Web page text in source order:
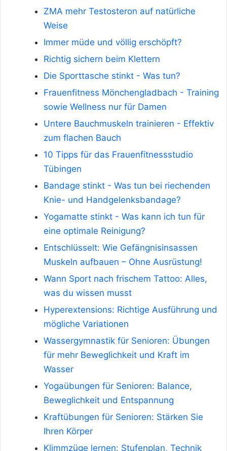
ZMA mehr Testosteron auf natürliche
Weise
Immer müde und völlig erschöpft?
Richtig sichern beim Klettern
Die Sporttasche stinkt - Was tun?
Frauenfitness Mönchengladbach - Training
sowie Wellness nur für Damen
Untere Bauchmuskeln trainieren - Effektiv
zum flachen Bauch
10 Tipps für das Frauenfitnessstudio
Tübingen
Bandage stinkt - Was tun bei riechenden
Knie- und Handgelenksbandage?
Yogamatte stinkt - Was kann ich tun für
eine optimale Reinigung?
Entschlüsselt: Wie Gefängnisinsassen
Muskeln aufbauen – Ohne Ausrüstung!
Wann Sport nach frischem Tattoo: Alles,
was du wissen musst
Hyperextensions: Richtige Ausführung und
mögliche Variationen
Wassergymnastik für Senioren: Übungen
für mehr Beweglichkeit und Kraft im
Wasser
Yogaübungen für Senioren: Balance,
Beweglichkeit und Entspannung
Kraftübungen für Senioren: Stärken Sie
Ihren Körper
Klimmzüge lernen: Stufenplan, Technik